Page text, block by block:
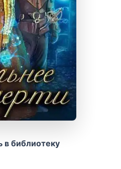
в библиотеку